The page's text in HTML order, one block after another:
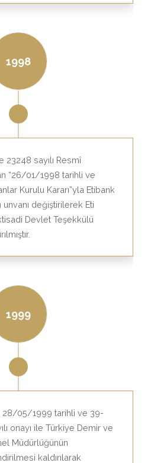
1998
sayılı Resmî
“26/01/1998 tarihli ve
Kurulu Kararı”yla Etibank
değiştirilerek Eti
Devlet Teşekkülü
1999
28/05/1999 tarihli ve 39-
onayı ile Türkiye Demir ve
Müdürlüğünün
kaldırılarak